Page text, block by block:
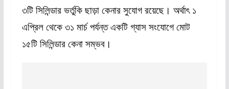
৩টি সিলিন্ডার ভর্তুকি ছাড়া কেনার সুযোগ রয়েছে। অর্থাৎ ১
এপ্রিল থেকে ৩১ মার্চ পর্যন্ত একটি গ্যাস সংযোগে মোট
১৫টি সিলিন্ডার কেনা সম্ভব।